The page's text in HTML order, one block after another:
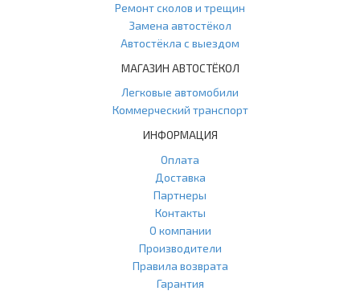
Ремонт сколов и трещин
Замена автостёкол
Автостёкла с выездом
МАГАЗИН АВТОСТЁКОЛ
Легковые автомобили
Коммерческий транспорт
ИНФОРМАЦИЯ
Оплата
Доставка
Партнеры
Контакты
О компании
Производители
Правила возврата
Гарантия